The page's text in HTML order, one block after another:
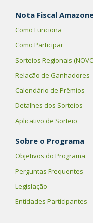
Nota Fiscal
Como Funciona
Como Participar
Sorteios Regionais
Relação de Ganhadores
Calendário de Prêmios
Detalhes dos Sorteios
Aplicativo de Sorteio
Sobre o Programa
Objetivos do Programa
Perguntas Frequentes
Legislação
Entidades Participantes